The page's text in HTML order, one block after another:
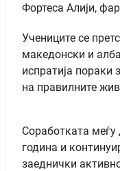
Фортеса Алији,
Учениците се
македонски и
испратија пораки
на правилните
Соработката меѓу
година и
заеднички